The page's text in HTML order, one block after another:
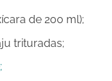
de 200 ml);
trituradas;